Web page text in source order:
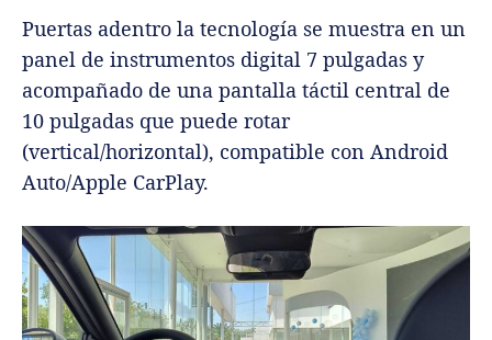
Puertas adentro la tecnología se muestra en un
panel de instrumentos digital 7 pulgadas y
acompañado de una pantalla táctil central de
10 pulgadas que puede rotar
(vertical/horizontal), compatible con Android
Auto/Apple CarPlay.